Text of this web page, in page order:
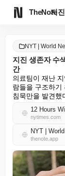
TheNote
NYT | World
지진 생존자 수
간
의료팀이 재난
람들을 구조하기
침묵만을 발견했
nytimes.com
NYT |
thenote.app